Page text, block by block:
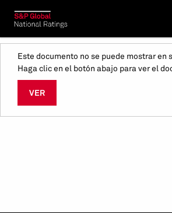
Este documento no se puede mostrar en
Haga clic en el botón abajo para ver el
VER